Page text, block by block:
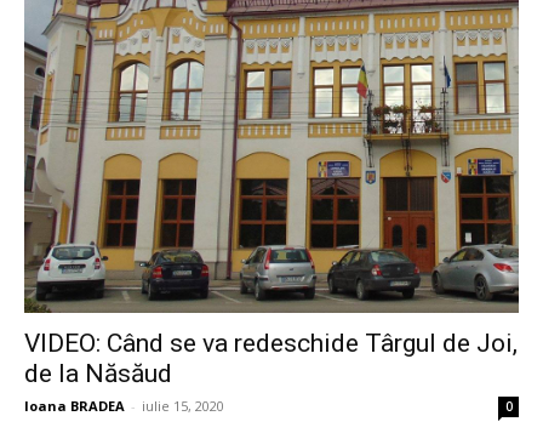
VIDEO: Când se va redeschide Târgul de Joi,
de la Năsăud
Ioana BRADEA - iulie 15, 2020 0